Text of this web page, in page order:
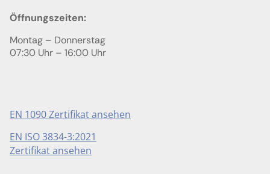
Öffnungszeiten:
Montag – Donnerstag
07:30 Uhr – 16:00 Uhr
EN 1090 Zertifikat ansehen
EN ISO 3834-3:2021
Zertifikat ansehen